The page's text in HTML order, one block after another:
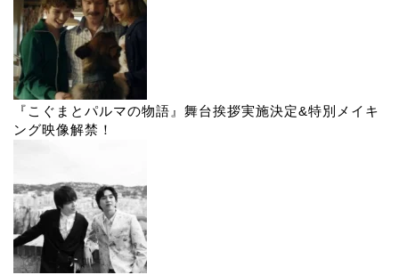
『こぐまとパルマの物語』舞台挨拶実施決定&特別メイキ
ング映像解禁！